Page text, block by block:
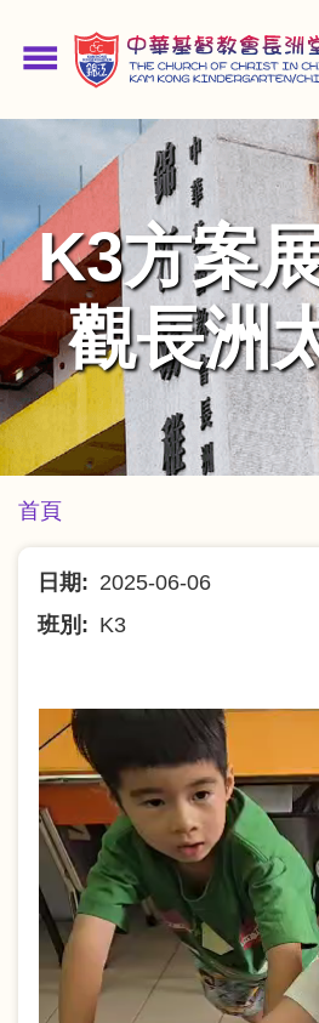
內
menu
K3方案
觀長洲
導
航
連
結
首頁
日期
2025-06-06
班別
K3